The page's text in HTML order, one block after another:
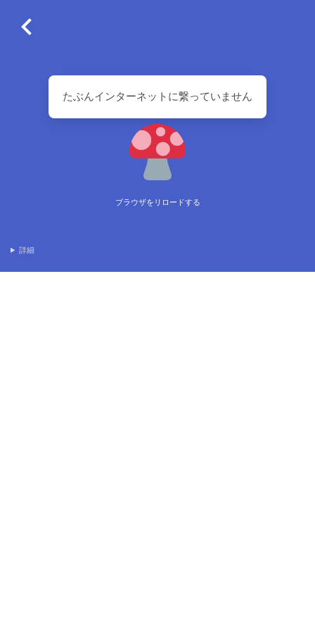
たぶんインターネットに繋っていません
ブラウザをリロードする
詳細